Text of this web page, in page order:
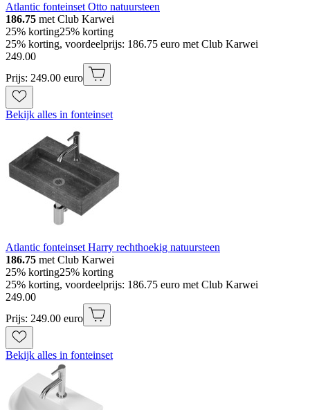
Atlantic fonteinset Otto natuursteen
186.75 met Club Karwei
25% korting25% korting
25% korting, voordeelprijs: 186.75 euro met Club Karwei
249.00
Prijs: 249.00 euro
Bekijk alles in fonteinset
Atlantic fonteinset Harry rechthoekig natuursteen
186.75 met Club Karwei
25% korting25% korting
25% korting, voordeelprijs: 186.75 euro met Club Karwei
249.00
Prijs: 249.00 euro
Bekijk alles in fonteinset